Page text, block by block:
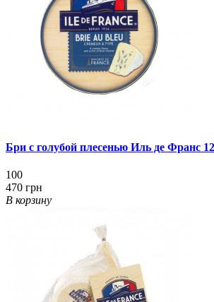
Бри с голубой плесенью Иль де Франс
100
470 грн
В корзину